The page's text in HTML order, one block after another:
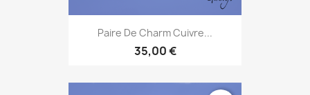
Paire De Charm Cuivre...
35,00 €